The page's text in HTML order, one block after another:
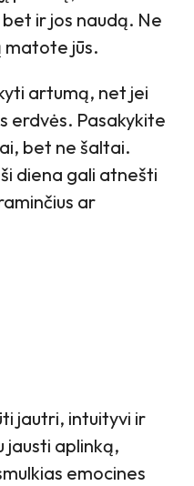
ir jos naudą. Ne
matote jūs.
artumą, net jei
erdvės. Pasakykite
bet ne šaltai.
diena gali atnešti
ar
jautri, intuityvi ir
jausti aplinką,
emocines